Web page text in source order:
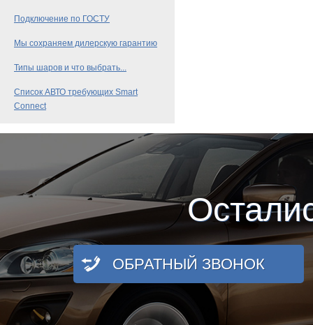
Подключение по ГОСТУ
Мы сохраняем дилерскую гарантию
Типы шаров и что выбрать...
Список АВТО требующих Smart
Connect
ОБРАТНЫЙ ЗВОНОК